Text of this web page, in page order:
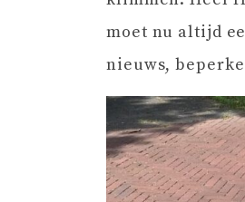
moet nu altijd
nieuws,